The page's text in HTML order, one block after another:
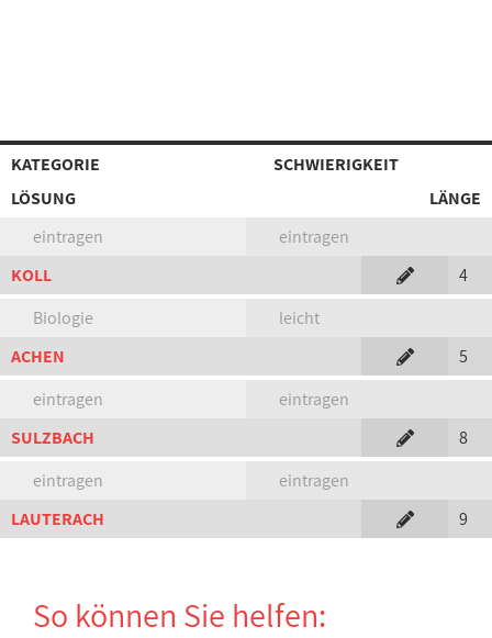
KATEGORIE
SCHWIERIGKEIT
LÖSUNG
LÄNGE
eintragen
eintragen
KOLL
4
Biologie
leicht
ACHEN
5
eintragen
eintragen
SULZBACH
8
eintragen
eintragen
LAUTERACH
9
So können Sie helfen: